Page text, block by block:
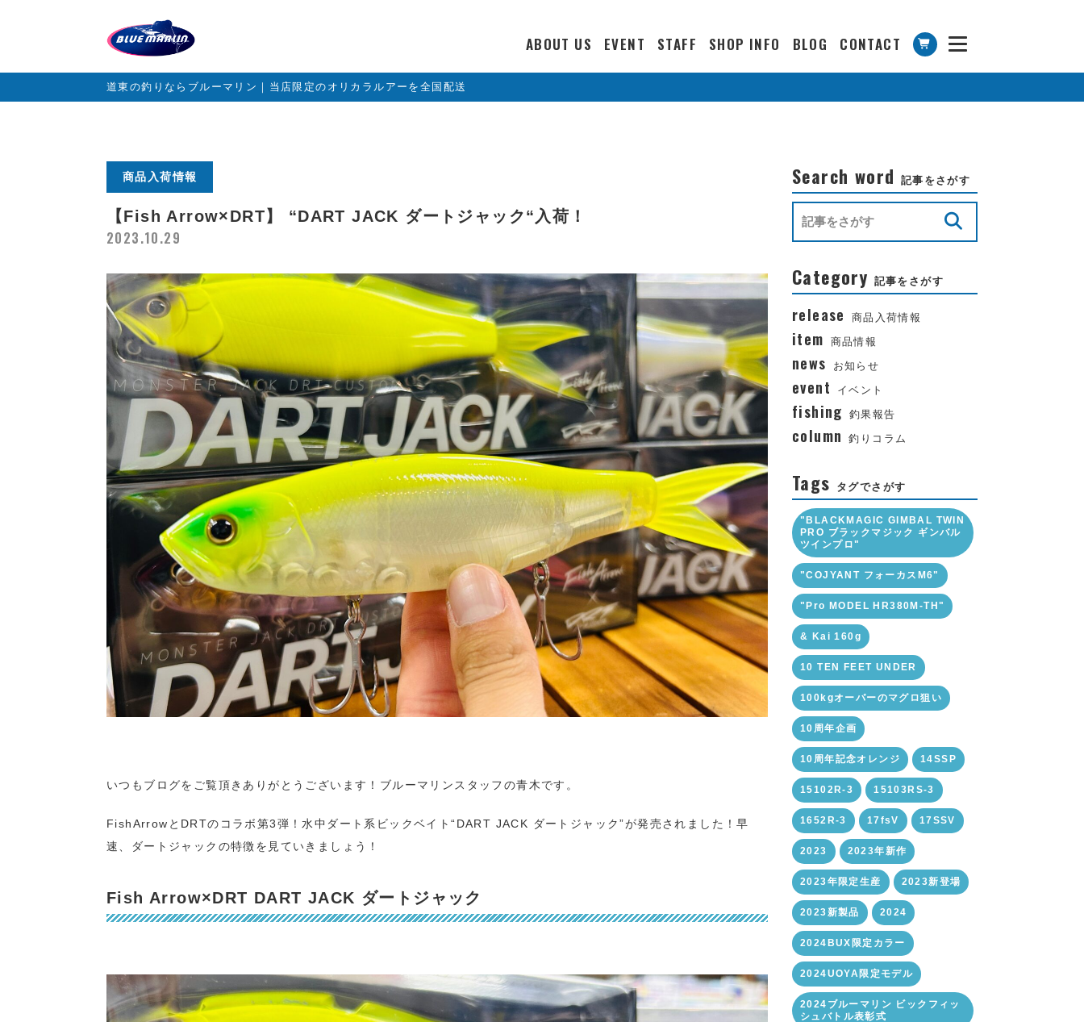
ABOUT US EVENT STAFF SHOP INFO BLOG CONTACT
道東の釣りならブルーマリン｜当店限定のオリカラルアーを全国配送
商品入荷情報
【Fish Arrow×DRT】 “DART JACK ダートジャック“入荷！
2023.10.29
いつもブログをご覧頂きありがとうございます！ブルーマリンスタッフの青木です。
FishArrowとDRTのコラボ第3弾！水中ダート系ビックベイト“DART JACK ダートジャック”が発売されました！早
速、ダートジャックの特徴を見ていきましょう！
Fish Arrow×DRT DART JACK ダートジャック
Search word 記事をさがす
Category 記事をさがす
release 商品入荷情報
item 商品情報
news お知らせ
event イベント
fishing 釣果報告
column 釣りコラム
Tags タグでさがす
"BLACKMAGIC GIMBAL TWIN
PRO ブラックマジック ギンバル
ツインプロ"
"COJYANT フォーカスM6"
"Pro MODEL HR380M-TH"
& Kai 160g
10 TEN FEET UNDER
100kgオーバーのマグロ狙い
10周年企画
10周年記念オレンジ 14SSP
15102R-3 15103RS-3
1652R-3 17fsV 17SSV
2023 2023年新作
2023年限定生産 2023新登場
2023新製品 2024
2024BUX限定カラー
2024UOYA限定モデル
2024ブルーマリン ビックフィッ
シュバトル表彰式